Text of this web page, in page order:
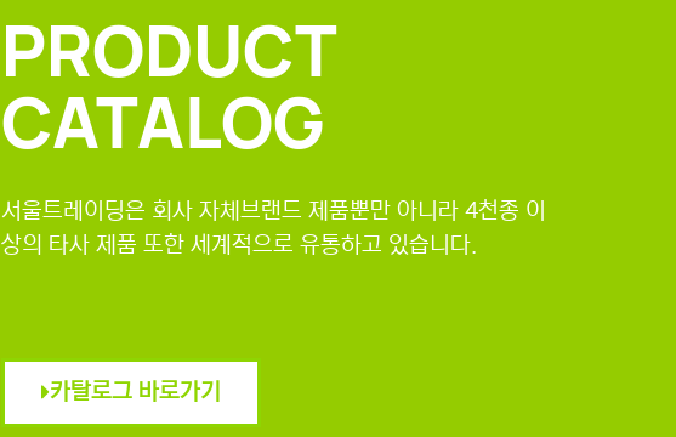
PRODUCT
CATALOG
서울트레이딩은 회사 자체브랜드 제품뿐만 아니라 4천종 이
상의 타사 제품 또한 세계적으로 유통하고 있습니다.
카탈로그 바로가기